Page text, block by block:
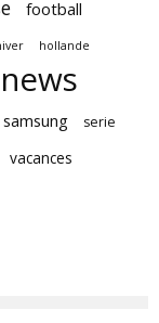
football
hollande
news
samsung serie
vacances